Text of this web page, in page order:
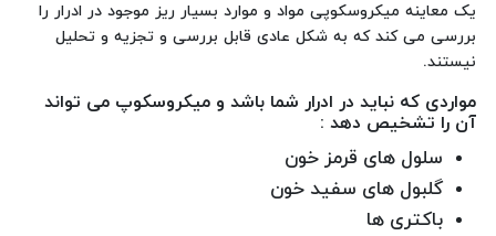
یک معاینه میکروسکوپی مواد و موارد بسیار ریز موجود در ادرار را
بررسی می کند که به شکل عادی قابل بررسی و تجزیه و تحلیل
نیستند.
مواردی که نباید در ادرار شما باشد و میکروسکوپ می تواند
آن را تشخیص دهد :
سلول های قرمز خون
گلبول های سفید خون
باکتری ها